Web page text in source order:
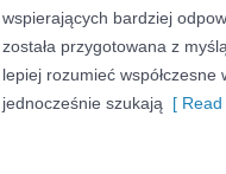
wspierających bardziej
została przygotowana z
lepiej rozumieć
jednocześnie szukają [